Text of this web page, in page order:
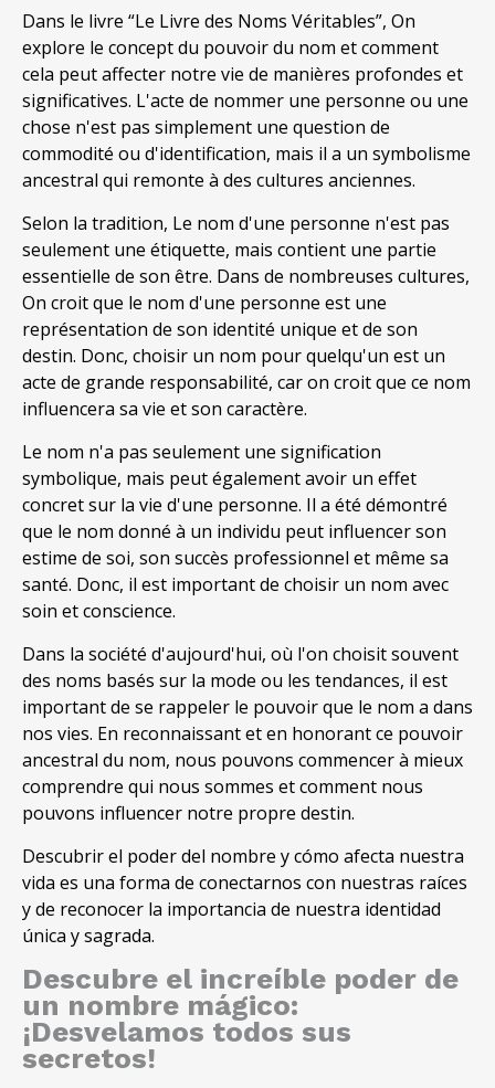
Dans le livre “Le Livre des Noms Véritables”, On
explore le concept du pouvoir du nom et comment
cela peut affecter notre vie de manières profondes et
significatives. L'acte de nommer une personne ou une
chose n'est pas simplement une question de
commodité ou d'identification, mais il a un symbolisme
ancestral qui remonte à des cultures anciennes.
Selon la tradition, Le nom d'une personne n'est pas
seulement une étiquette, mais contient une partie
essentielle de son être. Dans de nombreuses cultures,
On croit que le nom d'une personne est une
représentation de son identité unique et de son
destin. Donc, choisir un nom pour quelqu'un est un
acte de grande responsabilité, car on croit que ce nom
influencera sa vie et son caractère.
Le nom n'a pas seulement une signification
symbolique, mais peut également avoir un effet
concret sur la vie d'une personne. Il a été démontré
que le nom donné à un individu peut influencer son
estime de soi, son succès professionnel et même sa
santé. Donc, il est important de choisir un nom avec
soin et conscience.
Dans la société d'aujourd'hui, où l'on choisit souvent
des noms basés sur la mode ou les tendances, il est
important de se rappeler le pouvoir que le nom a dans
nos vies. En reconnaissant et en honorant ce pouvoir
ancestral du nom, nous pouvons commencer à mieux
comprendre qui nous sommes et comment nous
pouvons influencer notre propre destin.
Descubrir el poder del nombre y cómo afecta nuestra
vida es una forma de conectarnos con nuestras raíces
y de reconocer la importancia de nuestra identidad
única y sagrada.
Descubre el increíble poder de
un nombre mágico:
¡Desvelamos todos sus
secretos!